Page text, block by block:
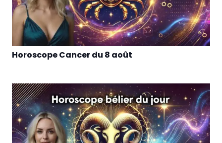
Horoscope Cancer du 8 août